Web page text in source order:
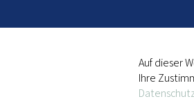
Tel.:0911 - 720 120
Auf dieser
Ihre